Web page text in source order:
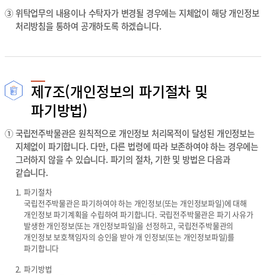
전
의
용
을
하
는
③위탁업무의 내용이나 수탁자가 변경될 경우에는 지체없이 해당 개인정보
처리방침을 통하여 공개하도록 하겠습니다.
제7조(개인정보의 파기절차 및
파기방법)
①국립전주박물관은 원칙적으로 개인정보 처리목적이 달성된 개인정보는
지체없이 파기합니다. 다만, 다른 법령에 따라 보존하여야 하는 경우에는
그러하지 않을 수 있습니다. 파기의 절차, 기한 및 방법은 다음과
같습니다.
1. 파기절차
국립전주박물관은 파기하여야 하는 개인정보(또는 개인정보파일)에 대해
개인정보 파기계획을 수립하여 파기합니다. 국립전주박물관은 파기 사유가
발생한 개인정보(또는 개인정보파일)을 선정하고, 국립전주박물관의
개인정보 보호책임자의 승인을 받아 개 인정보(또는 개인정보파일)를
파기합니다
2. 파기방법